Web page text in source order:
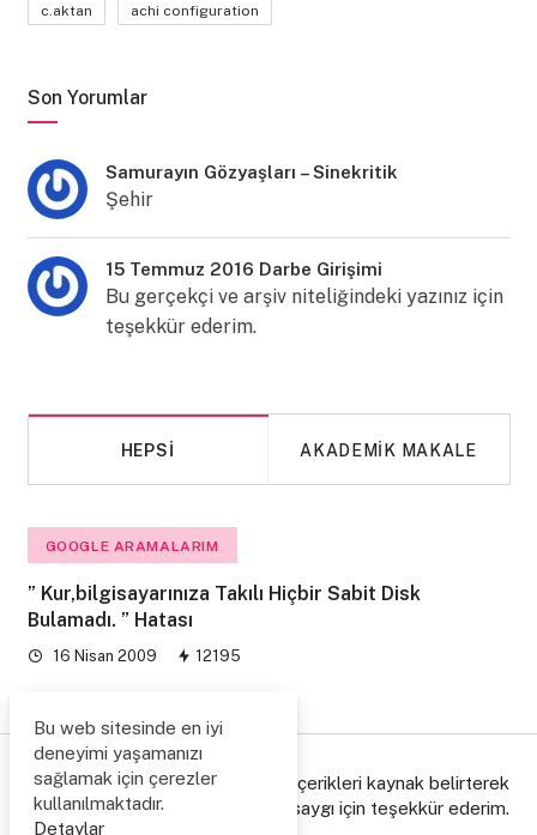
c.aktan achi configuration
Son Yorumlar
Samurayın Gözyaşları – Sinekritik
Şehir
15 Temmuz 2016 Darbe Girişimi
Bu gerçekçi ve arşiv niteliğindeki yazınız için
teşekkür ederim.
HEPSI AKADEMIK MAKALE
GOOGLE ARAMALARIM
” Kur,bilgisayarınıza Takılı Hiçbir Sabit Disk
Bulamadı. ” Hatası
16 Nisan 2009 12195
© Copyright 2006/2026. Lütfen içerikleri kaynak belirterek
paylaşınız, emeğe gösterdiğiniz saygı için teşekkür ederim.
Bu web sitesinde en iyi
deneyimi yaşamanızı
sağlamak için çerezler
kullanılmaktadır.
Detaylar